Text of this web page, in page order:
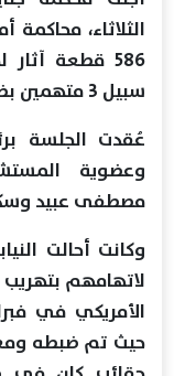
سبيل 3 متهمين بضمان محل إقامتهم.
عُقدت الجلسة
وعضوية
مصطفى عبيد
الأمريكي في